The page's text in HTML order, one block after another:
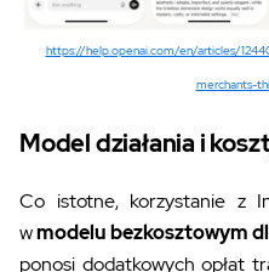
https://help.openai.com/en/articles/
merchants-
Model działania i
Co istotne, korzystanie z
wmodelu bezkosztowym
ponosi dodatkowych opłat